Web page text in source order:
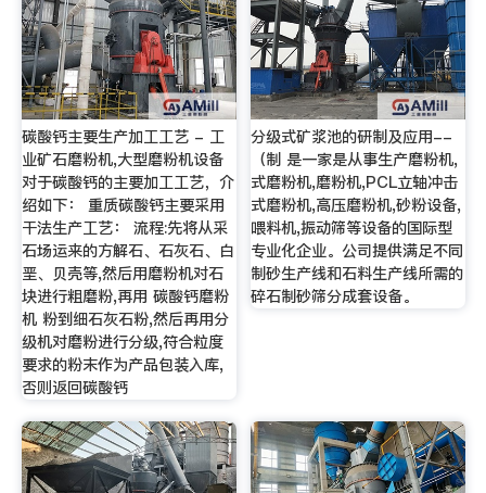
碳酸钙主要生产加工工艺 - 工
业矿石磨粉机,大型磨粉机设备
对于碳酸钙的主要加工工艺，介
绍如下： 重质碳酸钙主要采用
干法生产工艺： 流程:先将从采
石场运来的方解石、石灰石、白
垩、贝壳等,然后用磨粉机对石
块进行粗磨粉,再用 碳酸钙磨粉
机 粉到细石灰石粉,然后再用分
级机对磨粉进行分级,符合粒度
要求的粉末作为产品包装入库,
否则返回碳酸钙
分级式矿浆池的研制及应用--
（制 是一家是从事生产磨粉机,
式磨粉机,磨粉机,PCL立轴冲击
式磨粉机,高压磨粉机,砂粉设备,
喂料机,振动筛等设备的国际型
专业化企业。公司提供满足不同
制砂生产线和石料生产线所需的
碎石制砂筛分成套设备。